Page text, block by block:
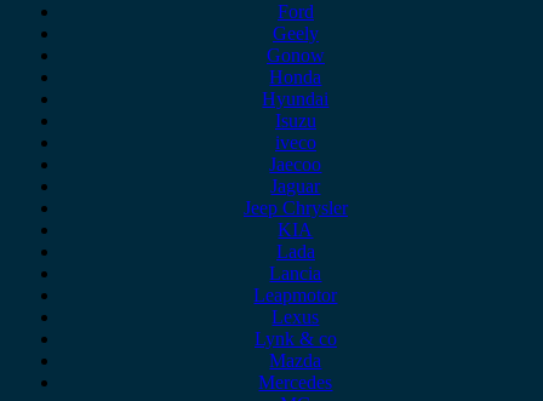
Ford
Geely
Gonow
Honda
Hyundai
Isuzu
iveco
Jaecoo
Jaguar
Jeep Chrysler
KIA
Lada
Lancia
Leapmotor
Lexus
Lynk & co
Mazda
Mercedes